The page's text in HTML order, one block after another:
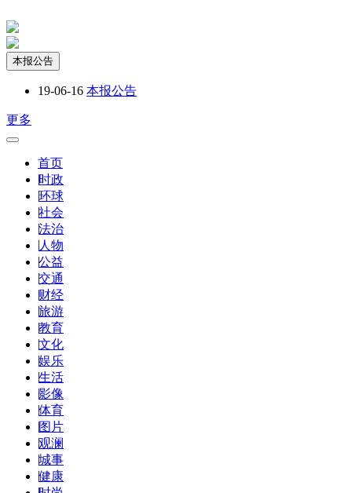
本报公告
19-06-16 本报公告
更多
首页
|时政
|环球
|社会
|法治
|人物
|公益
|交通
|财经
|旅游
|教育
|文化
|娱乐
|生活
|影像
|体育
|图片
|观澜
|城事
|健康